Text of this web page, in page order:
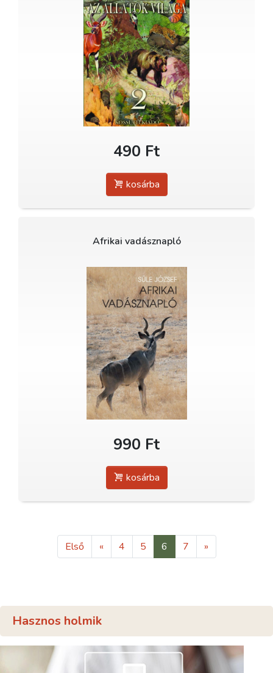
490 Ft
kosárba
Afrikai vadásznapló
990 Ft
kosárba
Első « 4 5 6 7 »
Hasznos holmik